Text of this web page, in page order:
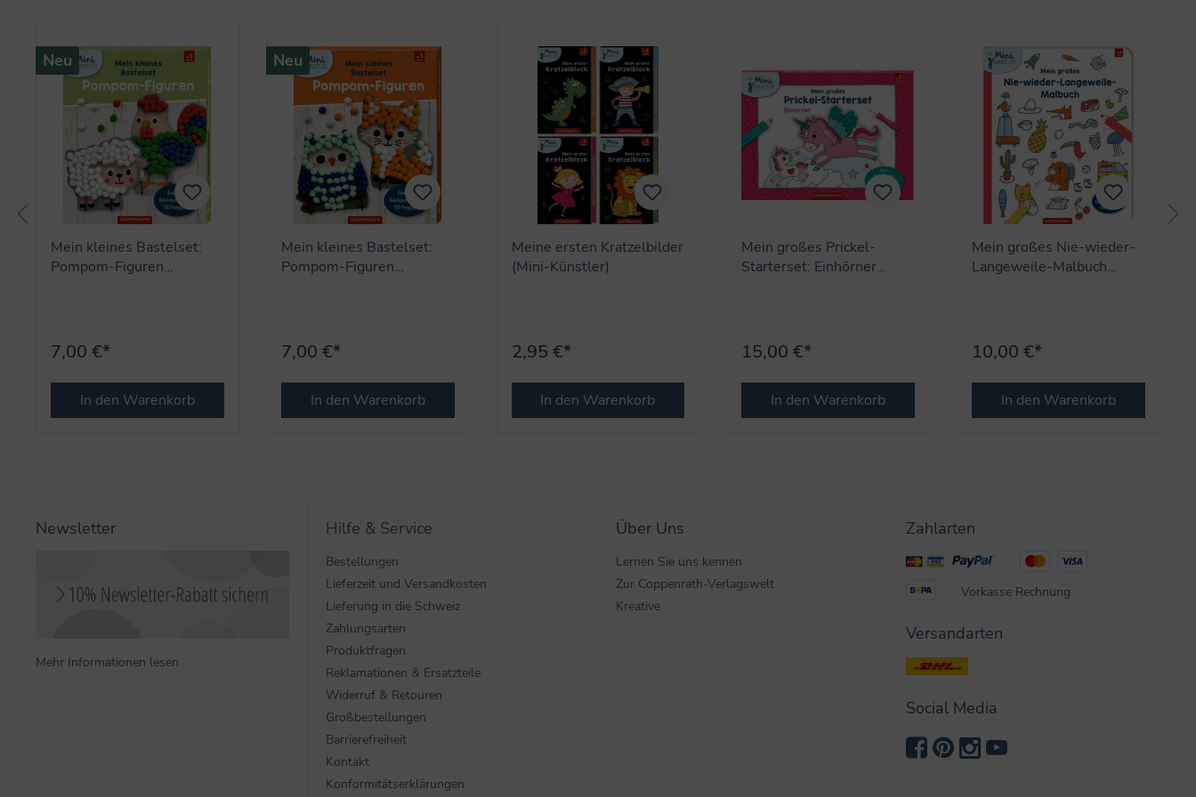
Neu
Mein kleines Bastelset:
Pompom-Figuren
7,00 €*
In den Warenkorb
Neu
Mein kleines Bastelset:
Pompom-Figuren
7,00 €*
In den Warenkorb
Meine ersten Kratzelbilder
(Mini-Künstler)
2,95 €*
In den Warenkorb
Mein großes Prickel-
Starterset: Einhörner
15,00 €*
In den Warenkorb
Mein großes Nie-wieder-
Langeweile-Malbuch
10,00 €*
In den Warenkorb
Newsletter
Mehr Informationen lesen
Hilfe & Service
Bestellungen
Lieferzeit und Versandkosten
Lieferung in die Schweiz
Zahlungsarten
Produktfragen
Reklamationen & Ersatzteile
Widerruf & Retouren
Großbestellungen
Barrierefreiheit
Kontakt
Konformitätserklärungen
Über Uns
Lernen Sie uns kennen
Zur Coppenrath-Verlagswelt
Kreative
Zahlarten
Vorkasse Rechnung
Versandarten
Social Media